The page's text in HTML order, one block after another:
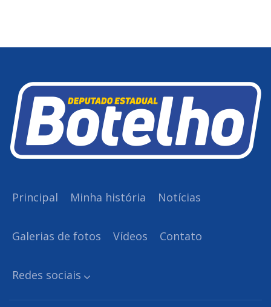
Principal Minha história Notícias
Galerias de fotos Vídeos Contato
Redes sociais